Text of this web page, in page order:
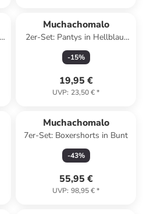
Muchachomalo
2er-Set: Pantys in Hellblau/
Orange
-15%
19,95 €
UVP: 23,50 €*
Muchachomalo
7er-Set: Boxershorts in Bunt
-43%
55,95 €
UVP: 98,95 €*